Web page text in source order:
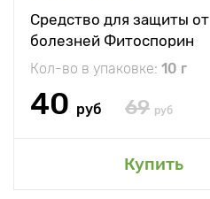
Средство для защиты от
болезней Фитоспорин
Кол-во в упаковке: 10 г
40 руб 69 руб
Купить